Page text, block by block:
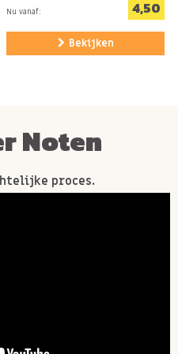
Nu vanaf: 4,50
Bekijken
Noten
proces.